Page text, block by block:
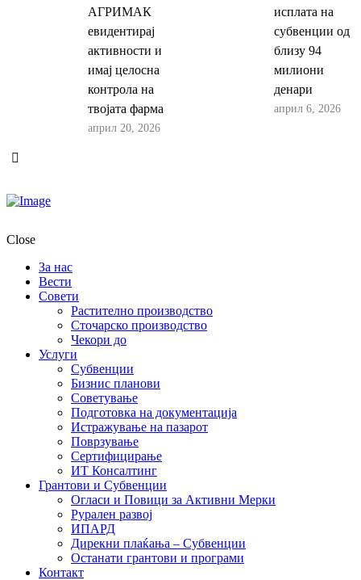
АГРИМАК
евидентирај
активности и
имај целосна
контрола на
твојата фарма
април 20, 2026
исплата на
субвенции од
близу 94
милиони
денари
април 6, 2026
Close
За нас
Вести
Совети
Растително производство
Сточарско производство
Чекори до
Услуги
Субвенции
Бизнис планови
Советување
Подготовка на документација
Истражување на пазарот
Поврзување
Сертифицирање
ИТ Консалтинг
Грантови и Субвенции
Огласи и Повици за Активни Мерки
Рурален развој
ИПАРД
Дирекни плаќања – Субвенции
Останати грантови и програми
Контакт